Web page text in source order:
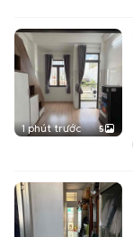
1 phút trước 5